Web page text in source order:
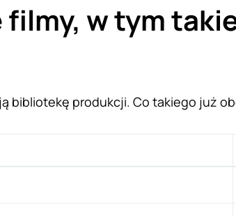
w tym
bibliotekę produkcji. Co takiego już